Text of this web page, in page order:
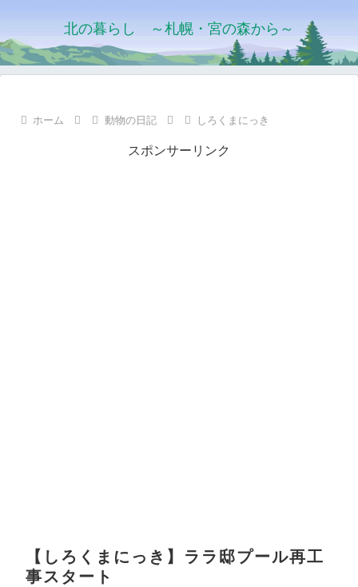
北の暮らし ～札幌・宮の森から～
ホーム 動物の日記 しろくまにっき
スポンサーリンク
【しろくまにっき】ララ邸プール再工
事スタート